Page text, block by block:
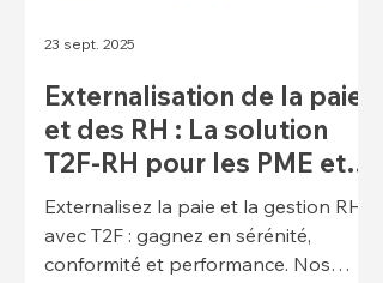
Externalisation de la paie
et des RH : La solution
T2F-RH pour les PME et
ETI
Externalisez la paie et la gestion RH
avec T2F : gagnez en sérénité,
conformité et performance. Nos
23 sept. 2025